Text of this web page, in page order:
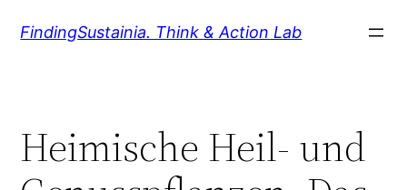
InhaltFindingSustainia. Think & Action Lab
Heimische Heil- und